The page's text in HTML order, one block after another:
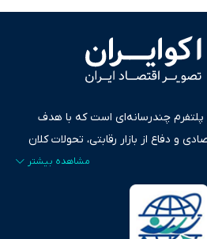
پلتفرم چندرسانه‌ای است که با هدف
و دفاع از بازار رقابتی، تحولات کلان
ویدیو، پادکست، متن و گزارش‌های تحلیلی
منبعی دقیق و قابل اعتماد، فراتر از
و کارکردهای بازارهای مالی،
نوظهور می‌پردازد. اکوایران با پایبندی